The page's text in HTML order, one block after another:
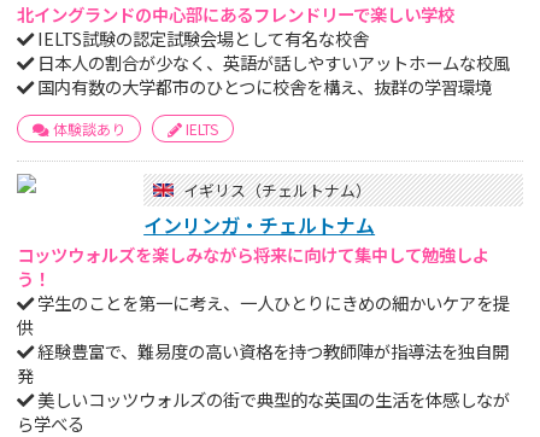
北イングランドの中心部にあるフレンドリーで楽しい学校
IELTS試験の認定試験会場として有名な校舎
日本人の割合が少なく、英語が話しやすいアットホームな校風
国内有数の大学都市のひとつに校舎を構え、抜群の学習環境
体験談あり IELTS
イギリス（チェルトナム）
インリンガ・チェルトナム
コッツウォルズを楽しみながら将来に向けて集中して勉強しよ
う！
学生のことを第一に考え、一人ひとりにきめの細かいケアを提
供
経験豊富で、難易度の高い資格を持つ教師陣が指導法を独自開
発
美しいコッツウォルズの街で典型的な英国の生活を体感しなが
ら学べる